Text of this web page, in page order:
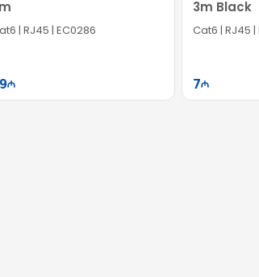
| RJ45 | EC0286
3m Black
Cat6 | RJ45 |
7